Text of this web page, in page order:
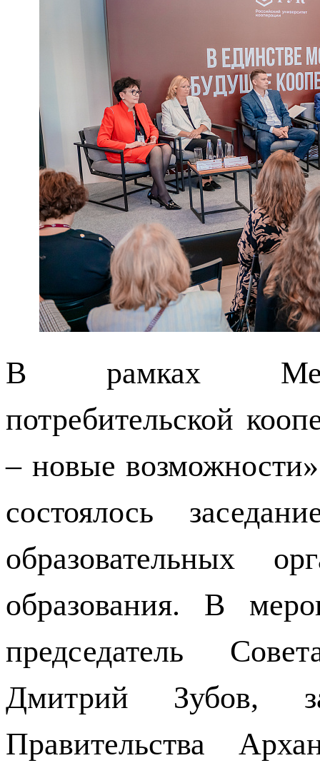
В рамках
потребительской
– новые
состоялось
образовательных
образования. В
председатель
Дмитрий Зубов,
Правительства